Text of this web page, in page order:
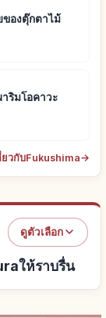
ของตุ๊กตาไม้
ริมโอคาวะ
ยวกับFukushima→
ดูตัวเลือก
ให้ราบรื่น